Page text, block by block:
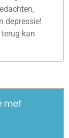
depressie!
kan
met